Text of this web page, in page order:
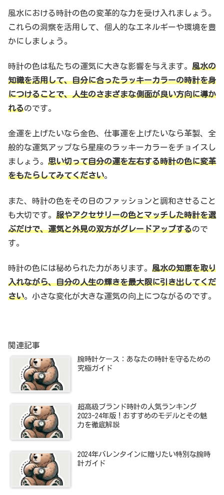
風水における時計の色の変革的な力を受け入れましょう。
これらの洞察を活用して、個人的なエネルギーや環境を豊
かにしましょう。
時計の色は私たちの運気に大きな影響を与えます。 風水の
知識を活用して、自分に合ったラッキーカラーの時計を身
につけることで、人生のさまざまな側面が良い方向に導か
れるのです。
金運を上げたいなら金色、仕事運を上げたいなら革製、全
般的な運気アップなら星座のラッキーカラーをチョイスし
ましょう。 思い切って自分の運を左右する時計の色に変革
をもたらしてみてください。
また、時計の色をその日のファッションと調和させること
も大切です。 服やアクセサリーの色とマッチした時計を選
ぶだけで、運気と外見の双方がグレードアップするので
す。
時計の色には秘められた力があります。 風水の知恵を取り
入れながら、自分の人生の輝きを最大限に引き出してくだ
さい。小さな変化が大きな運気の向上につながるのです。
関連記事
腕時計ケース：あなたの時計を守るための
究極ガイド
超高級ブランド時計の人気ランキング
2023-24年版！おすすめのモデルとその魅
力を徹底解説
2024年バレンタインに贈りたい特別な腕時
計ガイド